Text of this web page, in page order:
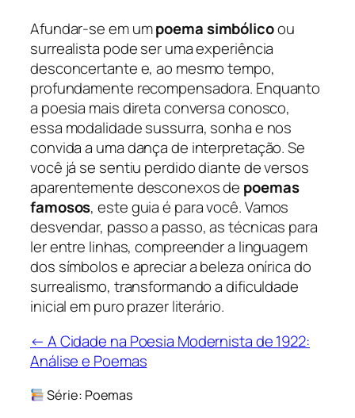
Afundar-se em umpoema simbólicoou
surrealista pode ser uma experiência
desconcertante e, ao mesmo tempo,
profundamente recompensadora. Enquanto
a poesia mais direta conversa conosco,
essa modalidade sussurra, sonha e nos
convida a uma dança de interpretação. Se
você já se sentiu perdido diante de versos
aparentemente desconexos de poemas
famosos, este guia é para você. Vamos
desvendar, passo a passo, as técnicas para
ler entre linhas, compreender a linguagem
dos símbolos e apreciar a beleza onírica do
surrealismo, transformando a dificuldade
inicial em puro prazer literário.
← A Cidade na Poesia Modernista de 1922:
Análise e Poemas
Série: Poemas